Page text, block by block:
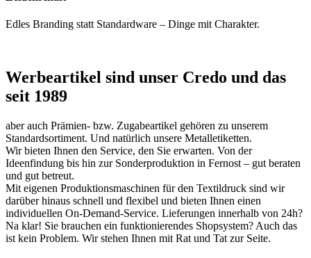
Edles Branding statt Standardware – Dinge mit Charakter.
Werbeartikel sind unser Credo und das
seit 1989
aber auch Prämien- bzw. Zugabeartikel gehören zu unserem
Standardsortiment. Und natürlich unsere Metalletiketten.
Wir bieten Ihnen den Service, den Sie erwarten. Von der
Ideenfindung bis hin zur Sonderproduktion in Fernost – gut beraten
und gut betreut.
Mit eigenen Produktionsmaschinen für den Textildruck sind wir
darüber hinaus schnell und flexibel und bieten Ihnen einen
individuellen On-Demand-Service. Lieferungen innerhalb von 24h?
Na klar! Sie brauchen ein funktionierendes Shopsystem? Auch das
ist kein Problem. Wir stehen Ihnen mit Rat und Tat zur Seite.